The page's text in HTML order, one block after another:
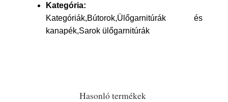
Kategória:
Kategóriák,Bútorok,Ülőgarnitúrák és
kanapék,Sarok ülőgarnitúrák
Hasonló termékek